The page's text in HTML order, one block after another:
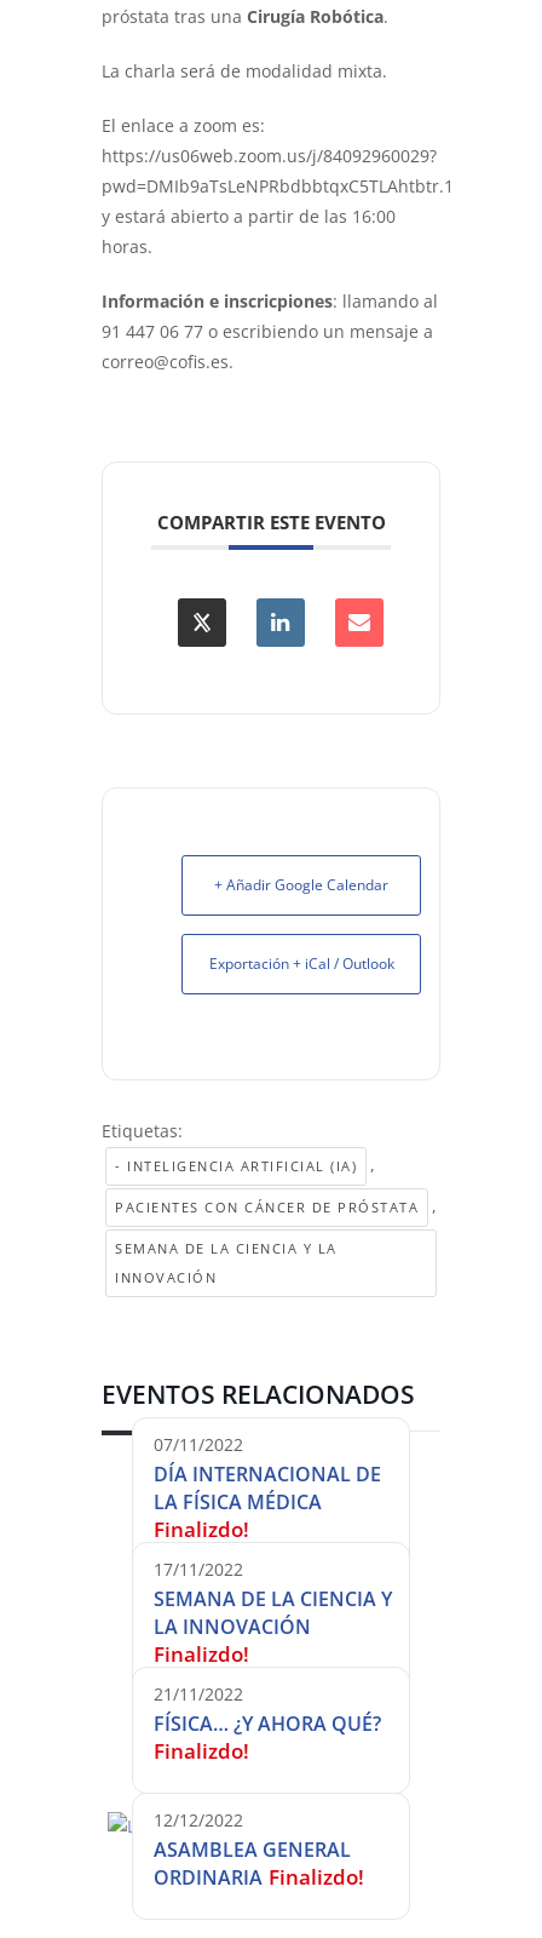
próstata tras una Cirugía Robótica.
La charla será de modalidad mixta.
El enlace a zoom es:
https://us06web.zoom.us/j/84092960029?
pwd=DMIb9aTsLeNPRbdbbtqxC5TLAhtbtr.1
y estará abierto a partir de las 16:00
horas.
Información e inscricpiones: llamando al
91 447 06 77 o escribiendo un mensaje a
correo@cofis.es.
COMPARTIR ESTE EVENTO
+ Añadir Google Calendar
Exportación + iCal / Outlook
Etiquetas:
- INTELIGENCIA ARTIFICIAL (IA) ,
PACIENTES CON CÁNCER DE PRÓSTATA ,
SEMANA DE LA CIENCIA Y LA
INNOVACIÓN
EVENTOS RELACIONADOS
07/11/2022
DÍA INTERNACIONAL DE
LA FÍSICA MÉDICA
Finalizdo!
17/11/2022
SEMANA DE LA CIENCIA Y
LA INNOVACIÓN
Finalizdo!
21/11/2022
FÍSICA… ¿Y AHORA QUÉ?
Finalizdo!
12/12/2022
ASAMBLEA GENERAL
ORDINARIA Finalizdo!